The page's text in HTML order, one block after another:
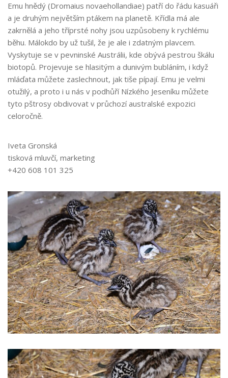
Emu hnědý (Dromaius novaehollandiae) patří do řádu kasuáři
a je druhým největším ptákem na planetě. Křídla má ale
zakrnělá a jeho tříprsté nohy jsou uzpůsobeny k rychlému
běhu. Málokdo by už tušil, že je ale i zdatným plavcem.
Vyskytuje se v pevninské Austrálii, kde obývá pestrou škálu
biotopů. Projevuje se hlasitým a dunivým bubláním, i když
mláďata můžete zaslechnout, jak tiše pípají. Emu je velmi
otužilý, a proto i u nás v podhůří Nízkého Jeseníku můžete
tyto pštrosy obdivovat v průchozí australské expozici
celoročně.
Iveta Gronská
tisková mluvčí, marketing
+420 608 1 01 325